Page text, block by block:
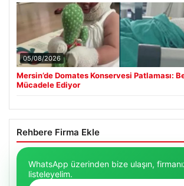
05/08/2026
Mersin’de Domates Konservesi Patlaması:
Mücadele Ediyor
Rehbere Firma Ekle
WhatsApp üzerinden bize ulaşın,
listeleyelim.